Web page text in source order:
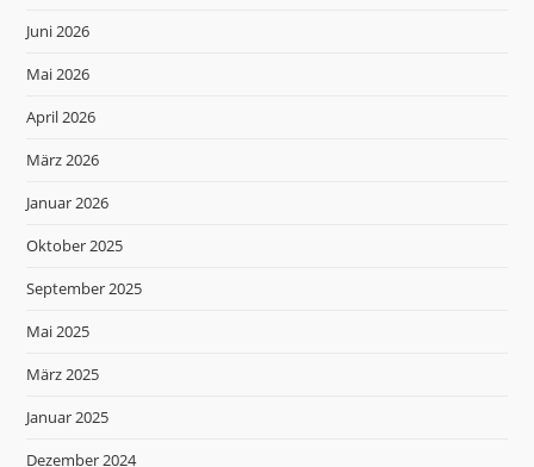
Juni 2026
Mai 2026
April 2026
März 2026
Januar 2026
Oktober 2025
September 2025
Mai 2025
März 2025
Januar 2025
Dezember 2024